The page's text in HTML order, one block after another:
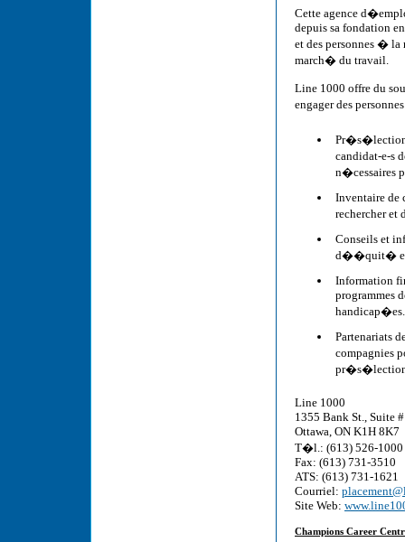
Cette agence
depuis sa fondation
et des personnes �
march� du travail.
Line 1000 offre du
engager des
Pr�s�lection
candidat-e-s
n�cessaires
Inventaire
rechercher et
Conseils et
d��quit� en
Information
programmes
handicap�es.
Partenariats
compagnies
Line 1000
1355 Bank St., Suite
Ottawa, ON K1H 8K7
T�l.: (613) 526-1000
Fax: (613) 731-3510
ATS: (613) 731-1621
Courriel:
Site Web:
Champions Career